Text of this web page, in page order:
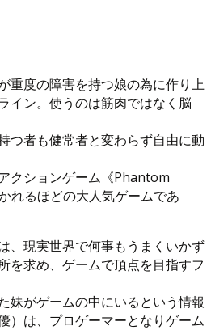
重度の障害を持つ娘の為に作り上
イン。使うのは筋肉ではなく脳
つ者も健常者と変わらず自由に動
クションゲーム《Phantom
れるほどの大人気ゲームであ
、現実世界で何事もうまくいかず
を求め、ゲームで頂点を目指すフ
妹がゲームの中にいるという情報
）は、プロゲーマーとなりゲーム